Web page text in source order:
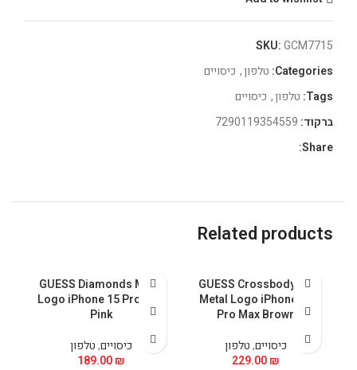
SKU:GCM7715
Categories: טלפון, כיסויים
Tags: טלפון, כיסויים
ברקוד:
Share:
Related products
GUESS Crossbody PU
Metal Logo iPhone 15
Pro Max Brown
כיסויים,טלפון
229.00₪
GUESS Diamonds Metal
Logo iPhone 15 Pro Max
Pink
כיסויים,טלפון
189.00₪